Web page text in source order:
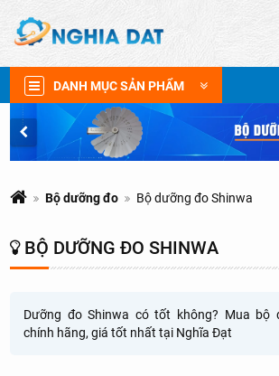
DANH MỤC SẢN PHẨM
Bộ dưỡng đo Bộ dưỡng đo Shinwa
BỘ DƯỠNG ĐO SHINWA
Dưỡng đo Shinwa có tốt không? Mua bộ
chính hãng, giá tốt nhất tại Nghĩa Đạt